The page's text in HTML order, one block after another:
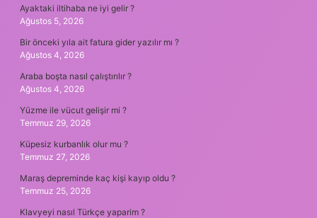
Ayaktaki iltihaba ne iyi gelir ?
Ağustos 5, 2026
Bir önceki yıla ait fatura gider yazılır mı ?
Ağustos 4, 2026
Araba boşta nasıl çalıştırılır ?
Ağustos 4, 2026
Yüzme ile vücut gelişir mi ?
Temmuz 29, 2026
Küpesiz kurbanlık olur mu ?
Temmuz 27, 2026
Maraş depreminde kaç kişi kayıp oldu ?
Temmuz 25, 2026
Klavyeyi nasıl Türkçe yaparim ?